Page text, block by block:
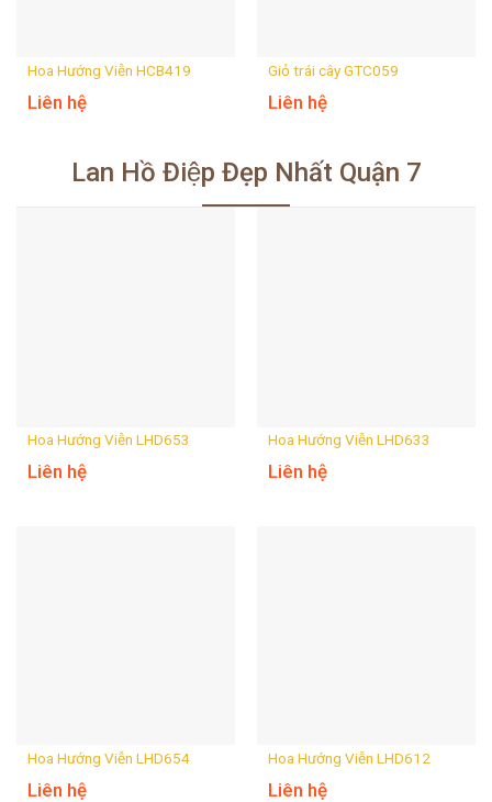
Hoa Hướng Viễn HCB419
Liên hệ
Giỏ trái cây GTC059
Liên hệ
Lan Hồ Điệp Đẹp Nhất Quận 7
Hoa Hướng Viễn LHD653
Liên hệ
Hoa Hướng Viễn LHD633
Liên hệ
Hoa Hướng Viễn LHD654
Liên hệ
Hoa Hướng Viễn LHD612
Liên hệ